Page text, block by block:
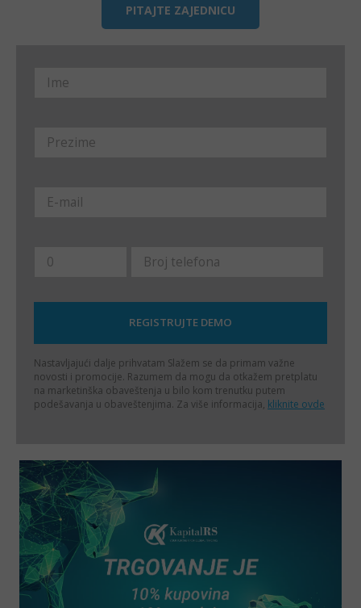
PITAJTE ZAJEDNICU
Nastavljajući dalje prihvatam Slažem se da primam važne
novosti i promocije. Razumem da mogu da otkažem pretplatu
na marketinška obaveštenja u bilo kom trenutku putem
podešavanja u obaveštenjima. Za više informacija, kliknite ovde